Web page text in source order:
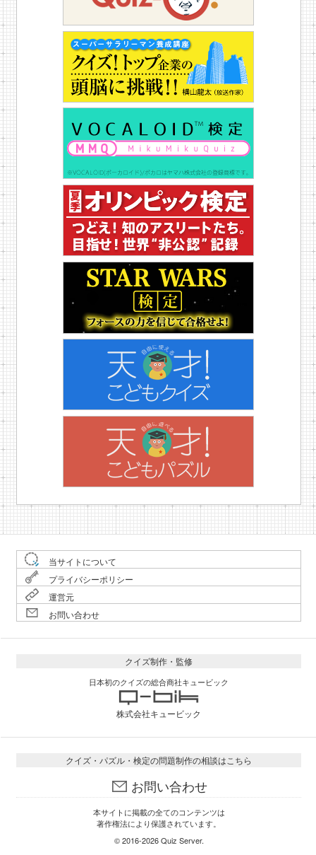
当サイトについて
プライバシーポリシー
運営元
お問い合わせ
クイズ制作・監修
日本初のクイズの総合商社キュービック
株式会社キュービック
クイズ・パズル・検定の問題制作の相談はこちら
お問い合わせ
本サイトに掲載の全てのコンテンツは
著作権法により保護されています。
© 2016-2026Quiz Server.